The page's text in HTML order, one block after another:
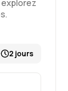
2 jours